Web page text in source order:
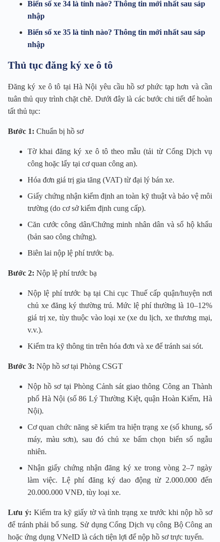
Biển số xe 34 là tỉnh nào? Thông tin mới nhất sau sáp
nhập
Biển số xe 35 là tỉnh nào? Thông tin mới nhất sau sáp
nhập
Thủ tục đăng ký xe ô tô
Đăng ký xe ô tô tại Hà Nội yêu cầu hồ sơ phức tạp hơn và cần
tuân thủ quy trình chặt chẽ. Dưới đây là các bước chi tiết để hoàn
tất thủ tục:
Bước 1: Chuẩn bị hồ sơ
Tờ khai đăng ký xe ô tô theo mẫu (tải từ Cổng Dịch vụ
công hoặc lấy tại cơ quan công an).
Hóa đơn giá trị gia tăng (VAT) từ đại lý bán xe.
Giấy chứng nhận kiểm định an toàn kỹ thuật và bảo vệ môi
trường (do cơ sở kiểm định cung cấp).
Căn cước công dân/Chứng minh nhân dân và sổ hộ khẩu
(bản sao công chứng).
Biên lai nộp lệ phí trước bạ.
Bước 2: Nộp lệ phí trước bạ
Nộp lệ phí trước bạ tại Chi cục Thuế cấp quận/huyện nơi
chủ xe đăng ký thường trú. Mức lệ phí thường là 10–12%
giá trị xe, tùy thuộc vào loại xe (xe du lịch, xe thương mại,
v.v.).
Kiểm tra kỹ thông tin trên hóa đơn và xe để tránh sai sót.
Bước 3: Nộp hồ sơ tại Phòng CSGT
Nộp hồ sơ tại Phòng Cảnh sát giao thông Công an Thành
phố Hà Nội (số 86 Lý Thường Kiệt, quận Hoàn Kiếm, Hà
Nội).
Cơ quan chức năng sẽ kiểm tra hiện trạng xe (số khung, số
máy, màu sơn), sau đó chủ xe bấm chọn biển số ngẫu
nhiên.
Nhận giấy chứng nhận đăng ký xe trong vòng 2–7 ngày
làm việc. Lệ phí đăng ký dao động từ 2.000.000 đến
20.000.000 VNĐ, tùy loại xe.
Lưu ý: Kiểm tra kỹ giấy tờ và tình trạng xe trước khi nộp hồ sơ
để tránh phải bổ sung. Sử dụng Cổng Dịch vụ công Bộ Công an
hoặc ứng dụng VNeID là cách tiện lợi để nộp hồ sơ trực tuyến.